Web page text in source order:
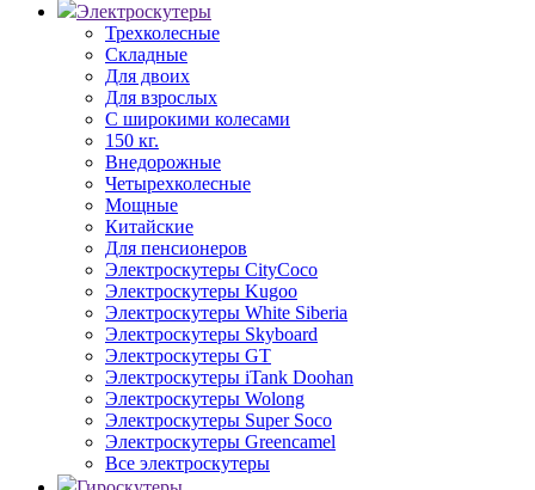
Электроскутеры
Трехколесные
Складные
Для двоих
Для взрослых
С широкими колесами
150 кг.
Внедорожные
Четырехколесные
Мощные
Китайские
Для пенсионеров
Электроскутеры CityCoco
Электроскутеры Kugoo
Электроскутеры White Siberia
Электроскутеры Skyboard
Электроскутеры GT
Электроскутеры iTank Doohan
Электроскутеры Wolong
Электроскутеры Super Soco
Электроскутеры Greencamel
Все электроскутеры